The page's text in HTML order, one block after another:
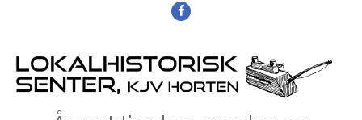
Facebook